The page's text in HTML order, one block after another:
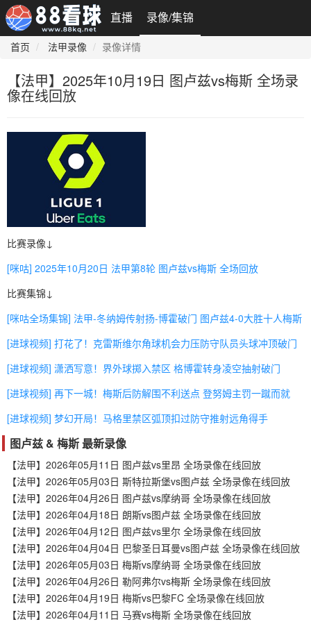
直播 录像/集锦
首页 法甲录像 录像详情
【法甲】2025年10月19日 图卢兹vs梅斯 全场录
像在线回放
比赛录像↓
[咪咕] 2025年10月20日 法甲第8轮 图卢兹vs梅斯 全场回放
比赛集锦↓
[咪咕全场集锦] 法甲-冬纳姆传射扬-博霍破门 图卢兹4-0大胜十人梅斯
[进球视频] 打花了！克雷斯维尔角球机会力压防守队员头球冲顶破门
[进球视频] 潇洒写意！界外球掷入禁区 格博霍转身凌空抽射破门
[进球视频] 再下一城！梅斯后防解围不利送点 登努姆主罚一蹴而就
[进球视频] 梦幻开局！马格里禁区弧顶扣过防守推射远角得手
图卢兹 & 梅斯 最新录像
【法甲】2026年05月11日 图卢兹vs里昂 全场录像在线回放
【法甲】2026年05月03日 斯特拉斯堡vs图卢兹 全场录像在线回放
【法甲】2026年04月26日 图卢兹vs摩纳哥 全场录像在线回放
【法甲】2026年04月18日 朗斯vs图卢兹 全场录像在线回放
【法甲】2026年04月12日 图卢兹vs里尔 全场录像在线回放
【法甲】2026年04月04日 巴黎圣日耳曼vs图卢兹 全场录像在线回放
【法甲】2026年05月03日 梅斯vs摩纳哥 全场录像在线回放
【法甲】2026年04月26日 勒阿弗尔vs梅斯 全场录像在线回放
【法甲】2026年04月19日 梅斯vs巴黎FC 全场录像在线回放
【法甲】2026年04月11日 马赛vs梅斯 全场录像在线回放